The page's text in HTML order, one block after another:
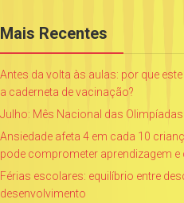
Mais Recentes
Antes da volta às aulas: por que
a caderneta de vacinação?
Julho: Mês Nacional das
Ansiedade afeta 4 em cada 10
pode comprometer aprendizagem
Férias escolares: equilíbrio entre
desenvolvimento